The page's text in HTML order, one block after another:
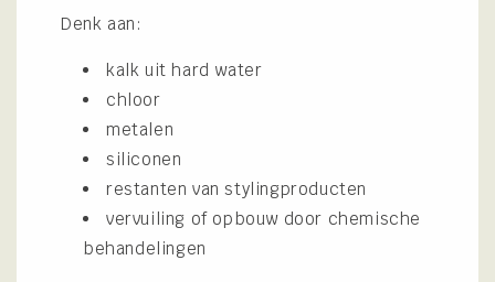
Denk aan:
kalk uit hard water
chloor
metalen
siliconen
restanten van stylingproducten
vervuiling of opbouw door chemische
behandelingen